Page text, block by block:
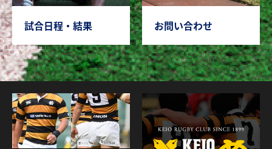
試合日程・結果 お問い合わせ